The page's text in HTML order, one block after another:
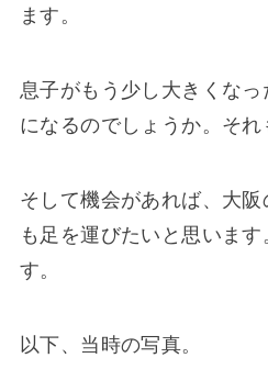
ます。
息子がもう少し大きくなっ
になるのでしょうか。それ
そして機会があれば、大
も足を運びたいと思いま
す。
以下、当時の写真。